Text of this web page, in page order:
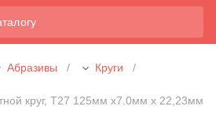
Абразивы / Круги
/
круг, T27 125мм х7.0мм х 22,23мм